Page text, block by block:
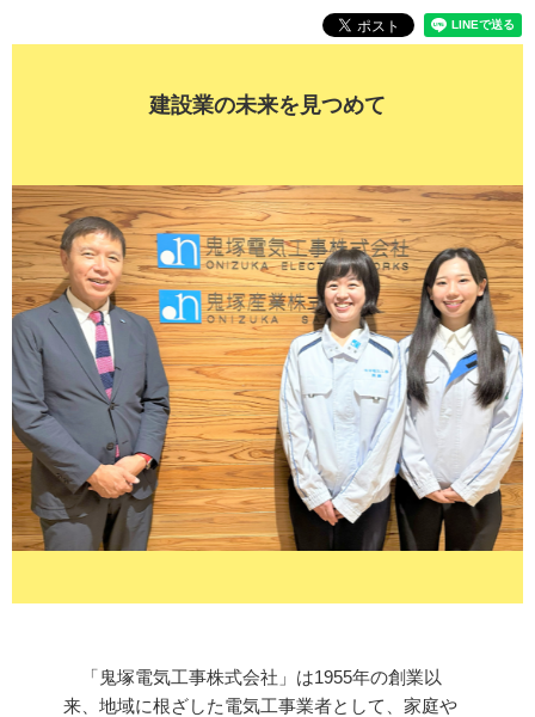
建設業の未来を見つめて
「鬼塚電気工事株式会社」は1955年の創業以
来、地域に根ざした電気工事業者として、家庭や